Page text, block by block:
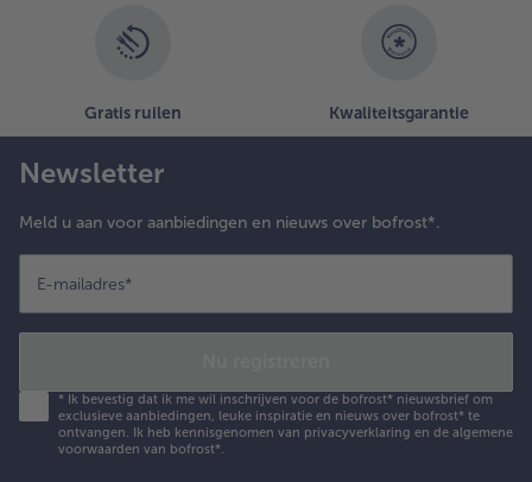
Gratis ruilen Kwaliteitsgarantie
Newsletter
Meld u aan voor aanbiedingen en nieuws over bofrost*.
E-mailadres*
* Ik bevestig dat ik me wil inschrijven voor de bofrost* nieuwsbrief om
exclusieve aanbiedingen, leuke inspiratie en nieuws over bofrost* te
ontvangen. Ik heb kennisgenomen van privacyverklaring en de algemene
voorwaarden van bofrost*.